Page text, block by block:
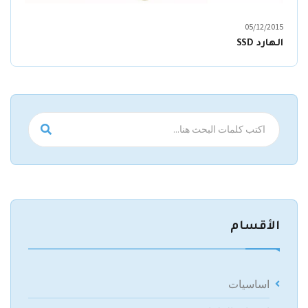
05/12/2015
الهارد SSD
الأقسام
اساسيات